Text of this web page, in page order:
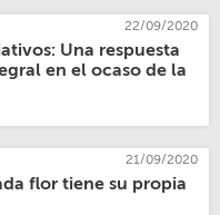
22/09/2020
Una respuesta
en el ocaso de la
21/09/2020
flor tiene su propia